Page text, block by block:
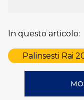
In questo articolo:
Palinsesti Rai